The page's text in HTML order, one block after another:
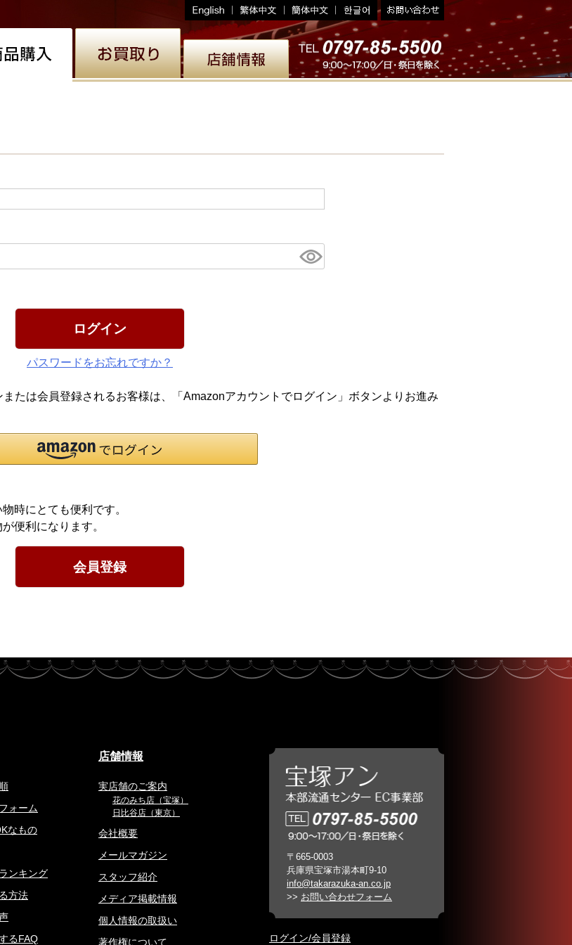
ログイン
パスワードをお忘れですか？
たは会員登録されるお客様は、「Amazonアカウントでログイン」ボタンよりお進み
時にとても便利です。
便利になります。
会員登録
ォーム
なもの
ンキング
方法
るFAQ
店舗情報
実店舗のご案内
花のみち店（宝塚）
日比谷店（東京）
会社概要
メールマガジン
スタッフ紹介
メディア掲載情報
個人情報の取扱い
著作権について
〒665-0003
兵庫県宝塚市湯本町9-10
info@takarazuka-an.co.jp
>> お問い合わせフォーム
ログイン/会員登録